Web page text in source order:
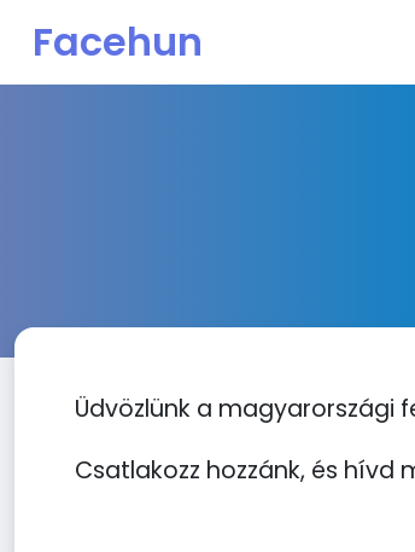
Facehun
Üdvözlünk a magyarországi
Csatlakozz hozzánk, és hívd